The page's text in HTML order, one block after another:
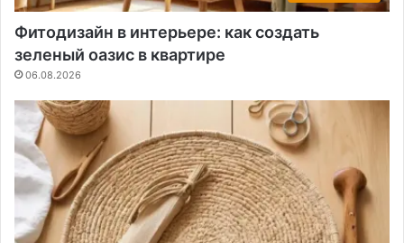
Фитодизайн в интерьере: как создать
зеленый оазис в квартире
06.08.2026